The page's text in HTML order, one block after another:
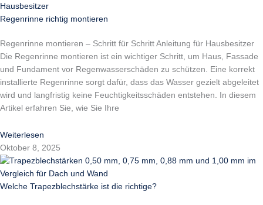
Regenrinne richtig montieren
Regenrinne montieren – Schritt für Schritt Anleitung für Hausbesitzer
Die Regenrinne montieren ist ein wichtiger Schritt, um Haus, Fassade
und Fundament vor Regenwasserschäden zu schützen. Eine korrekt
installierte Regenrinne sorgt dafür, dass das Wasser gezielt abgeleitet
wird und langfristig keine Feuchtigkeitsschäden entstehen. In diesem
Artikel erfahren Sie, wie Sie Ihre
Weiterlesen
Oktober 8, 2025
Welche Trapezblechstärke ist die richtige?